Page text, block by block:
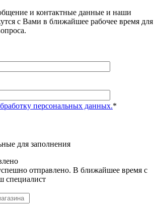
и контактные данные и наши
с Вами в ближайшее рабочее время для
персональных данных.*
для заполнения
отправлено. В ближайшее время с
специалист